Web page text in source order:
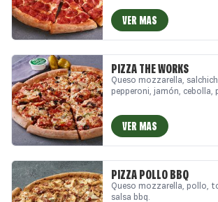
VER MAS
PIZZA THE WORKS
Queso mozzarella,
pepperoni, jamón, cebolla,
VER MAS
PIZZA POLLO BBQ
Queso mozzarella, pollo,
salsa bbq.